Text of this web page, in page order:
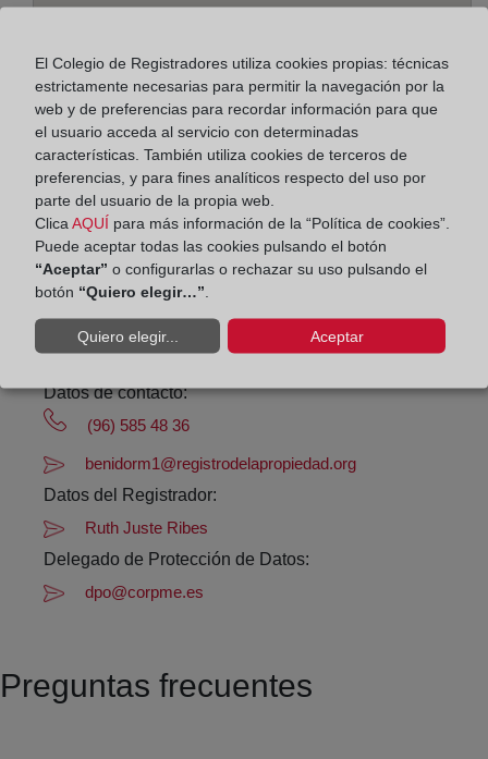
Dirección:
Avda. L'Aiguera, Ed.Gemelos XI-Zag2, 3501
Horario:
De lunes a viernes de 09:00 a 17:00 horas
Agosto: De lunes a viernes de 09:00 a 14:00 horas
Los días 24 y 31 de diciembre de 09:00 a 14:00
horas
Datos de contacto:
(96) 585 48 36
benidorm1@registrodelapropiedad.org
Datos del Registrador:
Ruth Juste Ribes
Delegado de Protección de Datos:
dpo@corpme.es
Preguntas frecuentes
El Colegio de Registradores utiliza cookies propias: técnicas
estrictamente necesarias para permitir la navegación por la
web y de preferencias para recordar información para que
el usuario acceda al servicio con determinadas
características. También utiliza cookies de terceros de
preferencias, y para fines analíticos respecto del uso por
parte del usuario de la propia web.
Clica AQUÍ para más información de la “Política de cookies”.
Puede aceptar todas las cookies pulsando el botón
“Aceptar” o configurarlas o rechazar su uso pulsando el
botón “Quiero elegir…”
Quiero elegir... Aceptar